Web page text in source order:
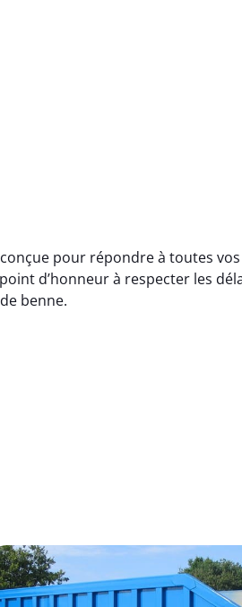
pour répondre à toutes vos
d’honneur à respecter les
benne.